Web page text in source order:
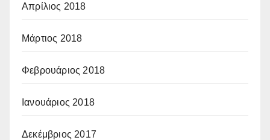
Απρίλιος 2018
Μάρτιος 2018
Φεβρουάριος 2018
Ιανουάριος 2018
Δεκέμβριος 2017